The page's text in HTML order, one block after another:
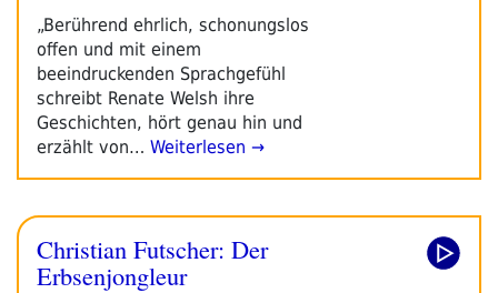
„Berührend ehrlich, schonungslos
offen und mit einem
beeindruckenden Sprachgefühl
schreibt Renate Welsh ihre
Geschichten, hört genau hin und
erzählt von… Weiterlesen →
Christian Futscher: Der
Erbsenjongleur